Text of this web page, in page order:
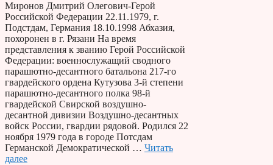
Миронов Дмитрий Олегович-Герой
Российской Федерации 22.11.1979, г.
Подстдам, Германия 18.10.1998 Абхазия,
похоронен в г. Рязани На время
представления к званию Герой Российской
Федерации: военнослужащий сводного
парашютно-десантного батальона 217-го
гвардейского ордена Кутузова 3-й степени
парашютно-десантного полка 98-й
гвардейской Свирской воздушно-
десантной дивизии Воздушно-десантных
войск России, гвардии рядовой. Родился 22
ноября 1979 года в городе Потсдам
Германской Демократической … Читать
далее